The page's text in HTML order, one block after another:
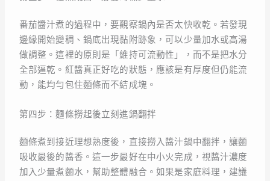
番茄醬汁煮的過程中，要觀察鍋內是否太快收乾。若發現
邊緣開始變稠、鍋底出現黏附跡象，可以少量加水或高湯
做調整。這裡的原則是「維持可流動性」，而不是把水分
全部逼乾。紅醬真正好吃的狀態，應該是有厚度但仍能流
動，能均勻包住麵條而不結成塊。
第四步：麵條撈起後立刻進鍋翻拌
麵條煮到接近理想熟度後，直接撈入醬汁鍋中翻拌，讓麵
吸收最後的醬香。這一步最好在中小火完成，視醬汁濃度
加入少量煮麵水，幫助整體融合。如果是家庭料理，建議